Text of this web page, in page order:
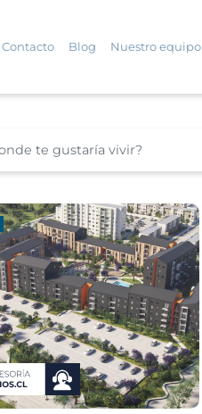
Contacto Blog Nuestro equipo